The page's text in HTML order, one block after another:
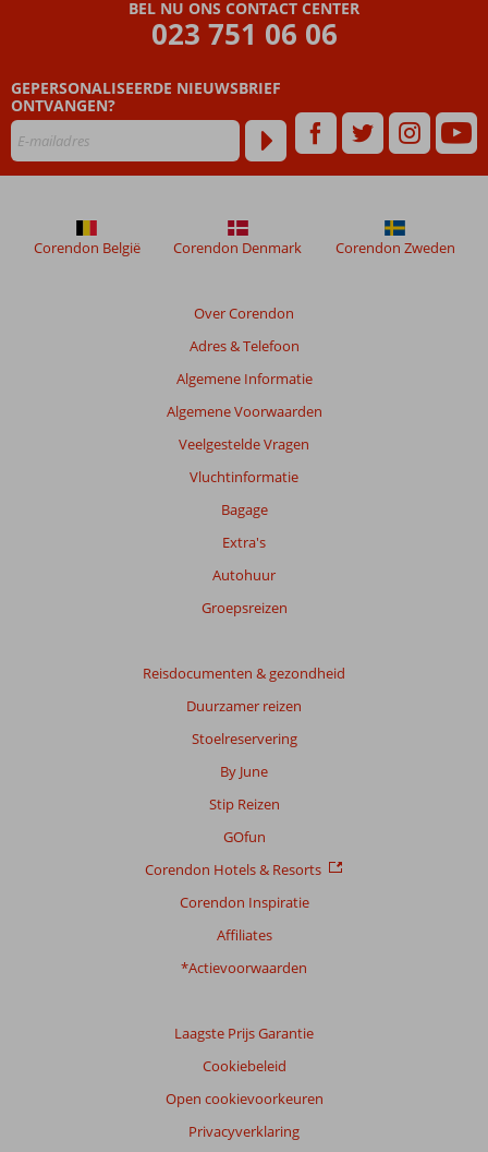
BEL NU ONS CONTACT CENTER
023 751 06 06
GEPERSONALISEERDE NIEUWSBRIEF
ONTVANGEN?
Over Corendon
Adres & Telefoon
Algemene Informatie
Algemene Voorwaarden
Veelgestelde Vragen
Vluchtinformatie
Bagage
Extra's
Autohuur
Groepsreizen
Reisdocumenten & gezondheid
Duurzamer reizen
Stoelreservering
By June
Stip Reizen
GOfun
Corendon Hotels & Resorts
Corendon Inspiratie
Affiliates
*Actievoorwaarden
Laagste Prijs Garantie
Cookiebeleid
Open cookievoorkeuren
Privacyverklaring
Corendon België Corendon Denmark Corendon Zweden